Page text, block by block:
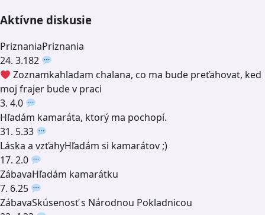
Aktívne diskusie
PriznaniaPriznania
24. 3.182
Zoznamkahladam chalana, co ma bude preťahovat, ked
moj frajer bude v praci
3. 4.0
Hľadám kamaráta, ktorý ma pochopí.
31. 5.33
Láska a vzťahyHľadám si kamarátov ;)
17. 2.0
ZábavaHľadám kamarátku
7. 6.25
ZábavaSkúsenosť s Národnou Pokladnicou